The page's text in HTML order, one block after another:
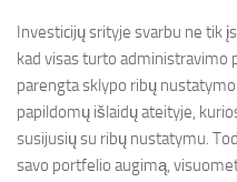
Investicijų srityje svarbu ne tik
kad visas turto administravimo
parengta sklypo ribų
papildomų išlaidų ateityje,
susijusių su ribų nustatymu.
savo portfelio augimą,